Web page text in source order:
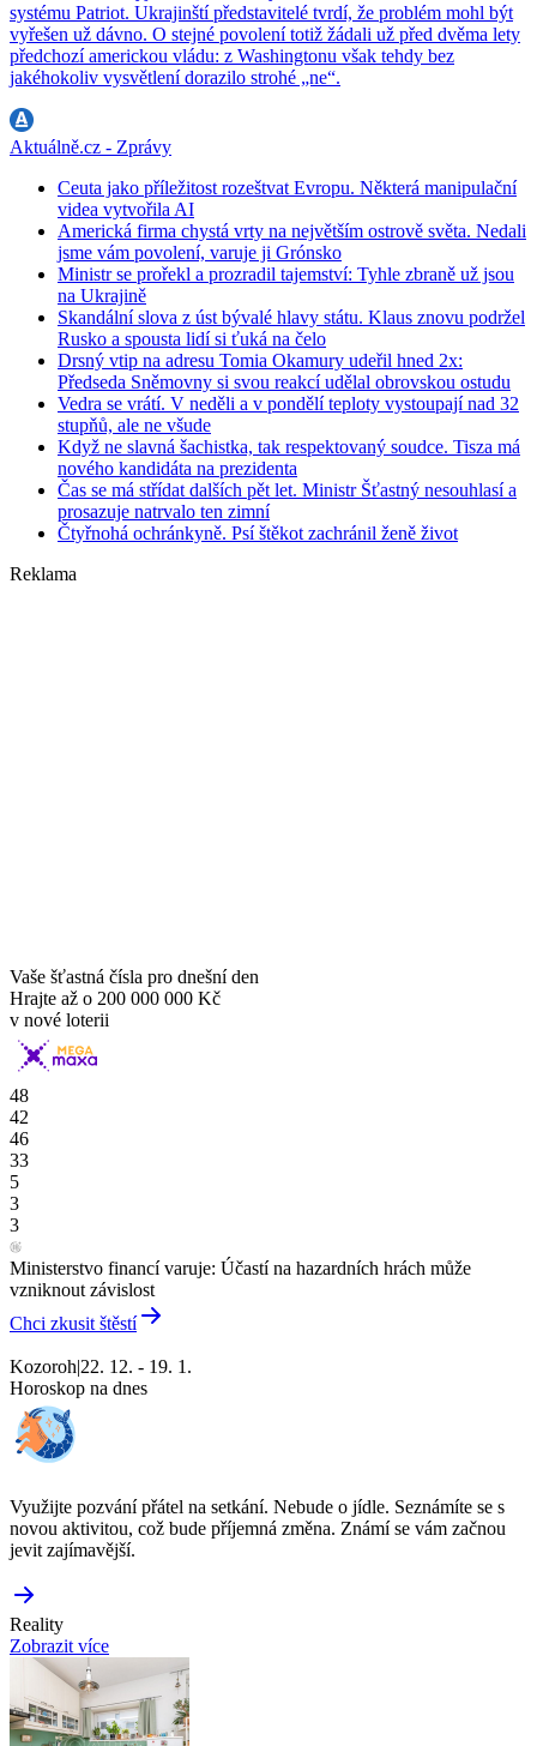
systému Patriot. Ukrajinští představitelé tvrdí, že problém mohl být
vyřešen už dávno. O stejné povolení totiž žádali už před dvěma lety
předchozí americkou vládu: z Washingtonu však tehdy bez
jakéhokoliv vysvětlení dorazilo strohé „ne“.
Aktuálně.cz - Zprávy
Ceuta jako příležitost rozeštvat Evropu. Některá manipulační
videa vytvořila AI
Americká firma chystá vrty na největším ostrově světa. Nedali
jsme vám povolení, varuje ji Grónsko
Ministr se prořekl a prozradil tajemství: Tyhle zbraně už jsou
na Ukrajině
Skandální slova z úst bývalé hlavy státu. Klaus znovu podržel
Rusko a spousta lidí si ťuká na čelo
Drsný vtip na adresu Tomia Okamury udeřil hned 2x:
Předseda Sněmovny si svou reakcí udělal obrovskou ostudu
Vedra se vrátí. V neděli a v pondělí teploty vystoupají nad 32
stupňů, ale ne všude
Když ne slavná šachistka, tak respektovaný soudce. Tisza má
nového kandidáta na prezidenta
Čas se má střídat dalších pět let. Ministr Šťastný nesouhlasí a
prosazuje natrvalo ten zimní
Čtyřnohá ochránkyně. Psí štěkot zachránil ženě život
Reklama
Vaše šťastná čísla pro dnešní den
Hrajte až o 200 000 000 Kč
v nové loterii
48
42
46
33
5
3
3
Ministerstvo financí varuje: Účastí na hazardních hrách může
vzniknout závislost
Chci zkusit štěstí
Kozoroh|22. 12. - 19. 1.
Horoskop na dnes
Využijte pozvání přátel na setkání. Nebude o jídle. Seznámíte se s
novou aktivitou, což bude příjemná změna. Známí se vám začnou
jevit zajímavější.
Reality
Zobrazit více